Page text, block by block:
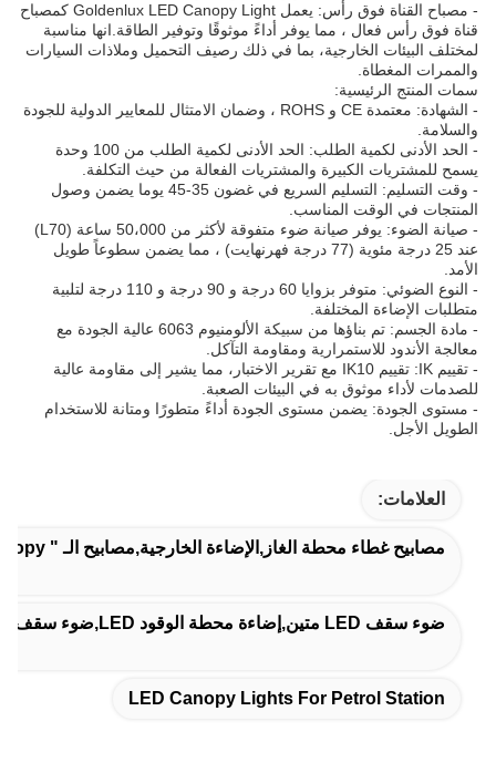
- مصباح القناة فوق رأس: يعمل Goldenlux LED Canopy Light كمصباح
قناة فوق رأس فعال ، مما يوفر أداءً موثوقًا وتوفير الطاقة.انها مناسبة
لمختلف البيئات الخارجية، بما في ذلك رصيف التحميل وملاذات السيارات
والممرات المغطاة.
سمات المنتج الرئيسية:
- الشهادة: معتمدة CE و ROHS ، وضمان الامتثال للمعايير الدولية للجودة
والسلامة.
- الحد الأدنى لكمية الطلب: الحد الأدنى لكمية الطلب من 100 وحدة
يسمح للمشتريات الكبيرة والمشتريات الفعالة من حيث التكلفة.
- وقت التسليم: التسليم السريع في غضون 35-45 يوما يضمن وصول
المنتجات في الوقت المناسب.
- صيانة الضوء: يوفر صيانة ضوء متفوقة لأكثر من 50،000 ساعة (L70)
عند 25 درجة مئوية (77 درجة فهرنهايت) ، مما يضمن سطوعاً طويل
الأمد.
- النوع الضوئي: متوفر بزوايا 60 درجة و 90 درجة و 110 درجة لتلبية
متطلبات الإضاءة المختلفة.
- مادة الجسم: تم بناؤها من سبيكة الألومنيوم 6063 عالية الجودة مع
معالجة الأندود للاستمرارية ومقاومة التآكل.
- تقييم IK: تقييم IK10 مع تقرير الاختبار، مما يشير إلى مقاومة عالية
للصدمات لأداء موثوق به في البيئات الصعبة.
- مستوى الجودة: يضمن مستوى الجودة أداءً متطورًا ومتانة للاستخدام
الطويل الأجل.
العلامات:
مصابيح غطاء محطة الغاز,الإضاءة الخارجية,مصابيح الـ " LED Canopy " لمحطات البنزين
ضوء سقف LED متين,إضاءة محطة الوقود LED,ضوء سقف عالي الكفاءة
LED Canopy Lights For Petrol Station